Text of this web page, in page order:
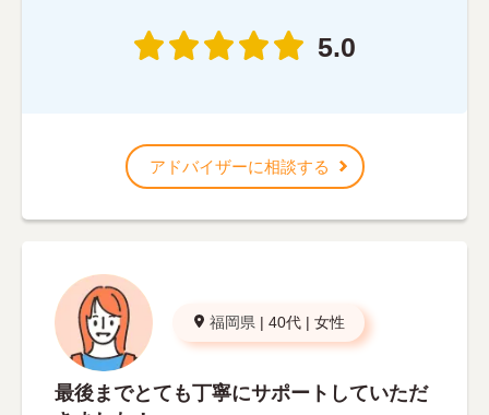
5.0
アドバイザーに相談する
福岡県 | 40代 | 女性
最後までとても丁寧にサポートしていただ